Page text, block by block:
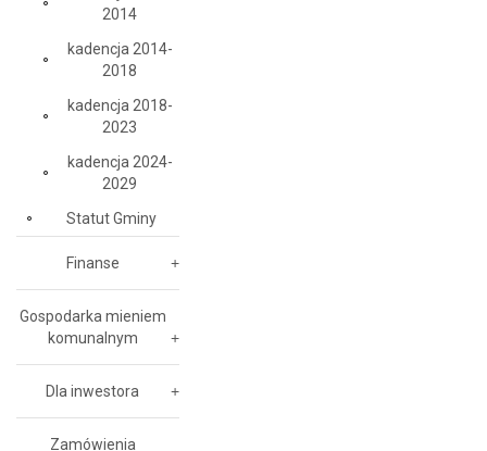
2014
kadencja 2014-
2018
kadencja 2018-
2023
kadencja 2024-
2029
Statut Gminy
Finanse
Gospodarka mieniem
komunalnym
Dla inwestora
Zamówienia